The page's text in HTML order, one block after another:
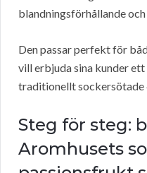
blandningsförhållande
Den passar perfekt för
vill erbjuda sina kunder
traditionellt sockersötade
Steg för steg:
Aromhusets